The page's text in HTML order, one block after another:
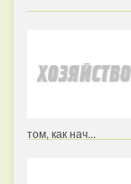
том, как нач...